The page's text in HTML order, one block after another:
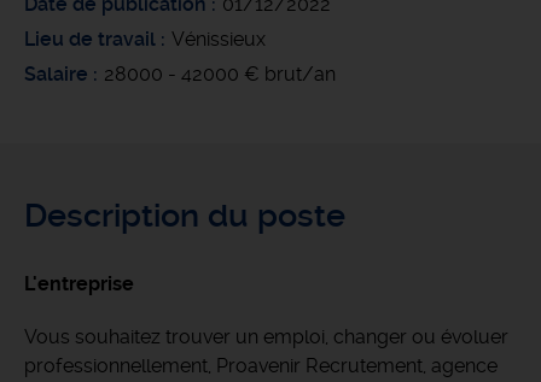
Lieu de travail
Vénissieux
Salaire
28000 - 42000 € brut/an
Description du poste
L'entreprise
Vous souhaitez trouver un emploi, changer ou évoluer
professionnellement, Proavenir Recrutement, agence